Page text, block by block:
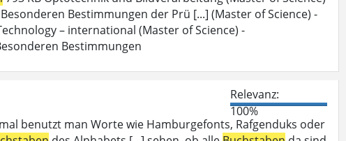
Bestimmungen der Prü [...] (Master of Science) -
– international (Master of Science) -
Bestimmungen
Relevanz:
100%
benutzt man Worte wie Hamburgefonts, Rafgenduks oder